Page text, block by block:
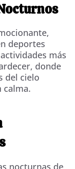
deportes
más
donde
del cielo
calma.